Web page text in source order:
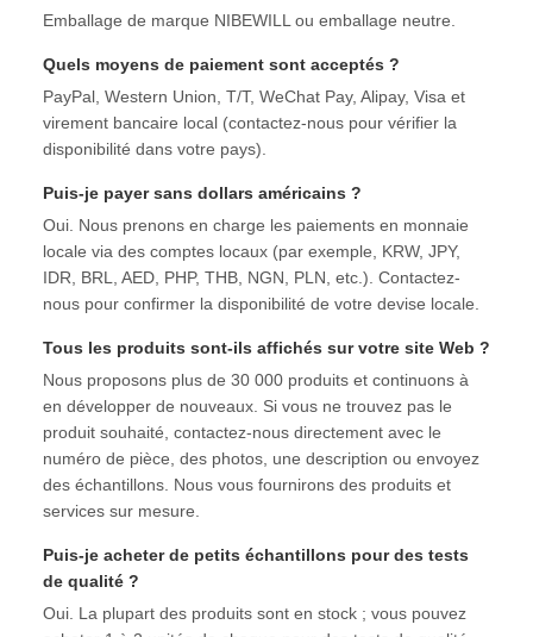
Emballage de marque NIBEWILL ou emballage neutre.
Quels moyens de paiement sont acceptés ?
PayPal, Western Union, T/T, WeChat Pay, Alipay, Visa et
virement bancaire local (contactez-nous pour vérifier la
disponibilité dans votre pays).
Puis-je payer sans dollars américains ?
Oui. Nous prenons en charge les paiements en monnaie
locale via des comptes locaux (par exemple, KRW, JPY,
IDR, BRL, AED, PHP, THB, NGN, PLN, etc.). Contactez-
nous pour confirmer la disponibilité de votre devise locale.
Tous les produits sont-ils affichés sur votre site Web ?
Nous proposons plus de 30 000 produits et continuons à
en développer de nouveaux. Si vous ne trouvez pas le
produit souhaité, contactez-nous directement avec le
numéro de pièce, des photos, une description ou envoyez
des échantillons. Nous vous fournirons des produits et
services sur mesure.
Puis-je acheter de petits échantillons pour des tests
de qualité ?
Oui. La plupart des produits sont en stock ; vous pouvez